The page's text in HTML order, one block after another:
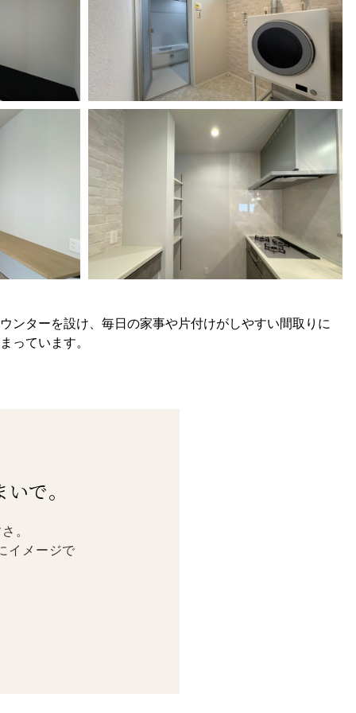
ンターを設け、毎日の家事や片付けがしやすい間取りに
っています。
で。
。
イメージで